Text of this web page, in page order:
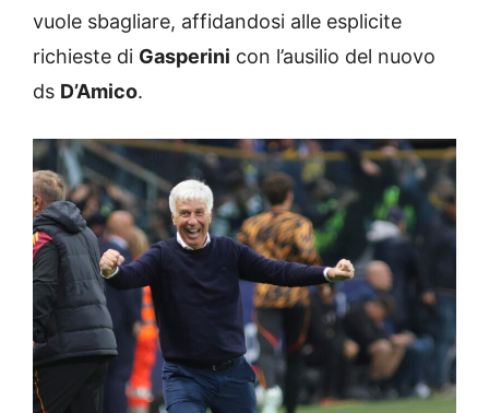
vuole sbagliare, affidandosi alle esplicite
richieste di Gasperini con l’ausilio del nuovo
ds D’Amico.